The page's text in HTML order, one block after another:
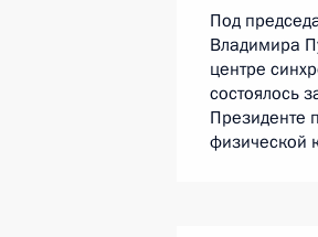
Под
Владимира
центре
состоялось
Президенте
физической